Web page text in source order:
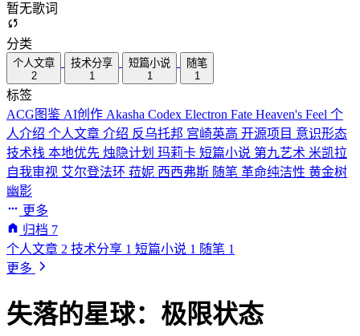
暂无歌词
分类
个人文章
2
技术分享
1
短篇小说
1
随笔
1
标签
ACG图鉴 AI创作 Akasha Codex Electron Fate Heaven's Feel 个
人介绍 个人文章 介绍 反乌托邦 宫崎英高 开源项目 意识形态
技术栈 本地优先 烛隐计划 玛莉卡 短篇小说 第九艺术 米凯拉
自我审视 艾尔登法环 菈妮 西西弗斯 随笔 革命纯洁性 黄金树
幽影
更多
归档 7
个人文章 2 技术分享 1 短篇小说 1 随笔 1
更多
失落的星球：极限状态